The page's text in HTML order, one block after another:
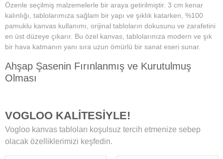
Özenle seçilmiş malzemelerle bir araya getirilmiştir. 3 cm kenar
kalınlığı, tablolarımıza sağlam bir yapı ve şıklık katarken, %100
pamuklu kanvas kullanımı, orijinal tabloların dokusunu ve zarafetini
en üst düzeye çıkarır. Bu özel kanvas, tablolarınıza modern ve şık
bir hava katmanın yanı sıra uzun ömürlü bir sanat eseri sunar.
Ahşap Şasenin Fırınlanmış ve Kurutulmuş
Olması
ahşap şase sayesinde uzun yıllar boyunca ilk günkü formunu korur.
Yüksek Çözünürlüklü Baskılarımız
Modern teknolojiye sahip özel makineler kullanılarak üretilir. Bu
VOGLOO KALİTESİYLE!
Vogloo kanvas tabloları koşulsuz tercih etmenize sebep
olacak özelliklerimizi keşfedin.